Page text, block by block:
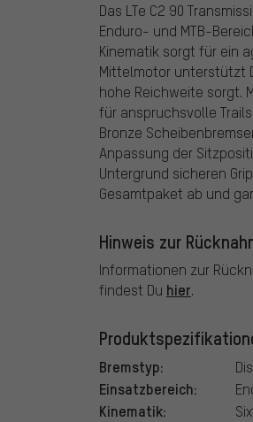
Das LTe C2 90
Enduro- und MTB-
Kinematik sorgt für ein
Mittelmotor unterstützt
hohe Reichweite sorgt.
für anspruchsvolle
Bronze
Anpassung der
Untergrund sicheren
Gesamtpaket ab und
Hinweis zur
Informationen zur
findest Du hier.
Bremstyp:
Einsatzbereich:
Kinematik: